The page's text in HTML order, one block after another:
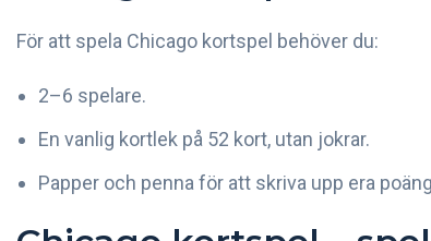
För att spela Chicago kortspel behöver du:
2–6 spelare.
En vanlig kortlek på 52 kort, utan jokrar.
Papper och penna för att skriva upp era